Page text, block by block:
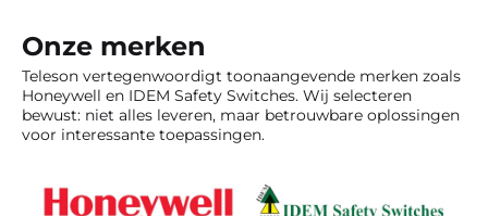
Onze merken
Teleson vertegenwoordigt toonaangevende merken zoals
Honeywell en IDEM Safety Switches. Wij selecteren
bewust: niet alles leveren, maar betrouwbare oplossingen
voor interessante toepassingen.